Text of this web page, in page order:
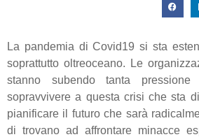
La pandemia di Covid19 si sta
soprattutto oltreoceano. Le
stanno subendo tanta
sopravvivere a questa crisi che sta
pianificare il futuro che sarà
di trovano ad affrontare minacce